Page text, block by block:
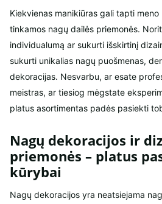
Kiekvienas manikiūras gali tapti
tinkamos nagų dailės priemonės.
individualumą ar sukurti išskirtinį
sukurti unikalias nagų puošmenas,
dekoracijas. Nesvarbu, ar esate
meistras, ar tiesiog mėgstate
platus asortimentas padės pasiekti
Nagų dekoracijos ir
priemonės – platus
kūrybai
Nagų dekoracijos yra neatsiejama